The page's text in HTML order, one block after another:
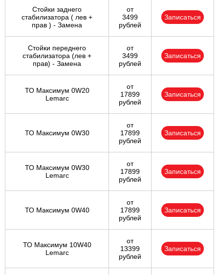
Стойки заднего
стабилизатора ( лев +
прав ) - Замена
от
3499
рублей
Записаться
Стойки переднего
стабилизатора (лев +
прав) - Замена
от
3499
рублей
Записаться
ТО Максимум 0W20
Lemarc
от
17899
рублей
Записаться
ТО Максимум 0W30
от
17899
рублей
Записаться
ТО Максимум 0W30
Lemarc
от
17899
рублей
Записаться
ТО Максимум 0W40
от
17899
рублей
Записаться
ТО Максимум 10W40
Lemarc
от
13399
рублей
Записаться